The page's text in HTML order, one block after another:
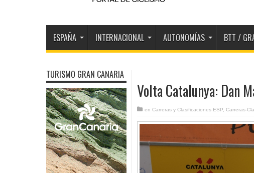
ESPAÑA INTERNACIONAL AUTONOMÍAS BTT /
Volta Catalunya: Dan
en Carreras y Clasificaciones ESP Carreras-
TURISMO GRAN CANARIA